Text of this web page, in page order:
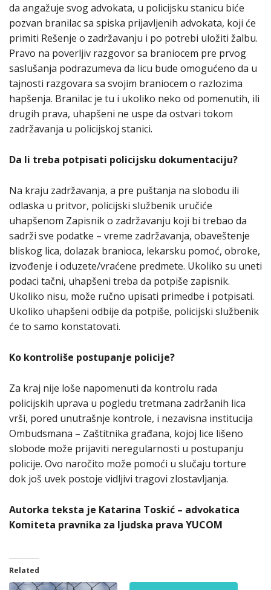
da angažuje svog advokata, u policijsku stanicu biće
pozvan branilac sa spiska prijavljenih advokata, koji će
primiti Rešenje o zadržavanju i po potrebi uložiti žalbu.
Pravo na poverljiv razgovor sa braniocem pre prvog
saslušanja podrazumeva da licu bude omogućeno da u
tajnosti razgovara sa svojim braniocem o razlozima
hapšenja. Branilac je tu i ukoliko neko od pomenutih, ili
drugih prava, uhapšeni ne uspe da ostvari tokom
zadržavanja u policijskoj stanici.
Da li treba potpisati policijsku dokumentaciju?
Na kraju zadržavanja, a pre puštanja na slobodu ili
odlaska u pritvor, policijski službenik uručiće
uhapšenom Zapisnik o zadržavanju koji bi trebao da
sadrži sve podatke – vreme zadržavanja, obaveštenje
bliskog lica, dolazak branioca, lekarsku pomoć, obroke,
izvođenje i oduzete/vraćene predmete. Ukoliko su uneti
podaci tačni, uhapšeni treba da potpiše zapisnik.
Ukoliko nisu, može ručno upisati primedbe i potpisati.
Ukoliko uhapšeni odbije da potpiše, policijski službenik
će to samo konstatovati.
Ko kontroliše postupanje policije?
Za kraj nije loše napomenuti da kontrolu rada
policijskih uprava u pogledu tretmana zadržanih lica
vrši, pored unutrašnje kontrole, i nezavisna institucija
Ombudsmana – Zaštitnika građana, kojoj lice lišeno
slobode može prijaviti neregularnosti u postupanju
policije. Ovo naročito može pomoći u slučaju torture
dok još uvek postoje vidljivi tragovi zlostavljanja.
Autorka teksta je Katarina Toskić – advokatica
Komiteta pravnika za ljudska prava YUCOM
Related